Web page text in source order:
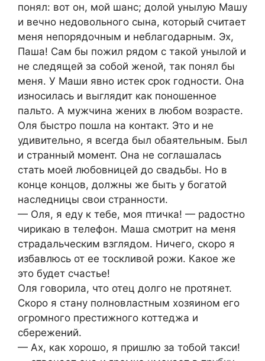
понял: вот он, мой шанс; долой унылую Машу
и вечно недовольного сына, который считает
меня непорядочным и неблагодарным. Эх,
Паша! Сам бы пожил рядом с такой унылой и
не следящей за собой женой, так понял бы
меня. У Маши явно истек срок годности. Она
износилась и выглядит как поношенное
пальто. А мужчина жених в любом возрасте.
Оля быстро пошла на контакт. Это и не
удивительно, я всегда был обаятельным. Был
и странный момент. Она не соглашалась
стать моей любовницей до свадьбы. Но в
конце концов, должны же быть у богатой
наследницы свои странности.
— Оля, я еду к тебе, моя птичка! — радостно
чирикаю в телефон. Маша смотрит на меня
страдальческим взглядом. Ничего, скоро я
избавлюсь от ее тоскливой рожи. Какое же
это будет счастье!
Оля говорила, что отец долго не протянет.
Скоро я стану полновластным хозяином его
огромного престижного коттеджа и
сбережений.
— Ах, как хорошо, я пришлю за тобой такси!